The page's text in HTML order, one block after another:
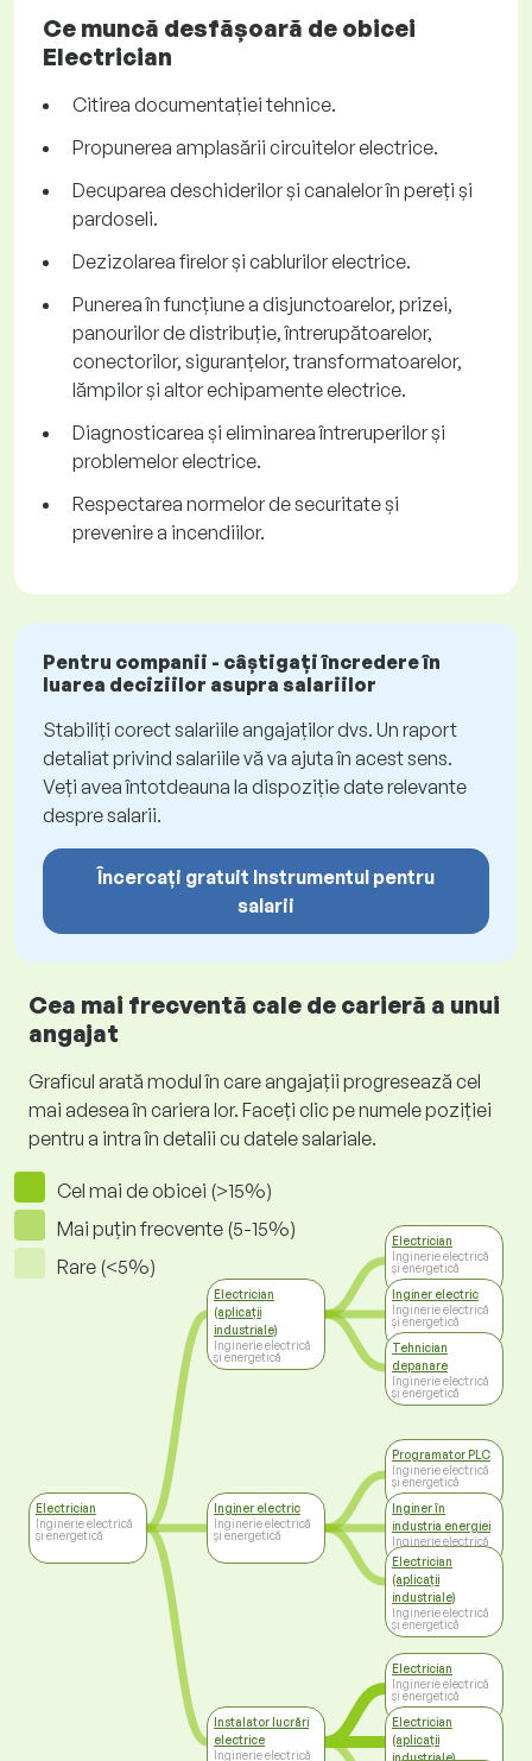
Ce muncă desfășoară de obicei
Electrician
Citirea documentației tehnice.
Propunerea amplasării circuitelor electrice.
Decuparea deschiderilor și canalelor în pereți și
pardoseli.
Dezizolarea firelor și cablurilor electrice.
Punerea în funcțiune a disjunctoarelor, prizei,
panourilor de distribuție, întrerupătoarelor,
conectorilor, siguranțelor, transformatoarelor,
lămpilor și altor echipamente electrice.
Diagnosticarea și eliminarea întreruperilor și
problemelor electrice.
Respectarea normelor de securitate și
prevenire a incendiilor.
Pentru companii - câștigați încredere în
luarea deciziilor asupra salariilor
Stabiliți corect salariile angajaților dvs. Un raport
detaliat privind salariile vă va ajuta în acest sens.
Veți avea întotdeauna la dispoziție date relevante
despre salarii.
Încercați gratuit Instrumentul pentru
salarii
Cea mai frecventă cale de carieră a unui
angajat
Graficul arată modul în care angajații progresează cel
mai adesea în cariera lor. Faceți clic pe numele poziției
pentru a intra în detalii cu datele salariale.
Cel mai de obicei (>15%)
Mai puțin frecvente (5-15%)
Rare (<5%)
Electrician
Inginerie electrică
și energetică
Electrician
(aplicații
industriale)
Inginerie electrică
și energetică
Inginer electric
Inginerie electrică
și energetică
Instalator lucrări
electrice
Inginerie electrică
Electrician
Inginerie electrică
și energetică
Inginer electric
Inginerie electrică
și energetică
Tehnician
depanare
Inginerie electrică
și energetică
Programator PLC
Inginerie electrică
și energetică
Inginer în
industria energiei
Inginerie electrică
și energetică
Electrician
(aplicații
industriale)
Inginerie electrică
și energetică
Electrician
Inginerie electrică
și energetică
Electrician
(aplicații
industriale)